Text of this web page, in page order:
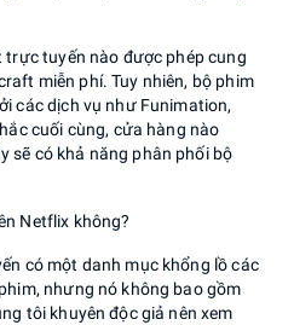
trực tuyến nào được phép cung
miễn phí. Tuy nhiên, bộ phim
các dịch vụ như Funimation,
cuối cùng, cửa hàng nào
sẽ có khả năng phân phối bộ
Netflix không?
có một danh mục khổng lồ các
nhưng nó không bao gồm
tôi khuyên độc giả nên xem